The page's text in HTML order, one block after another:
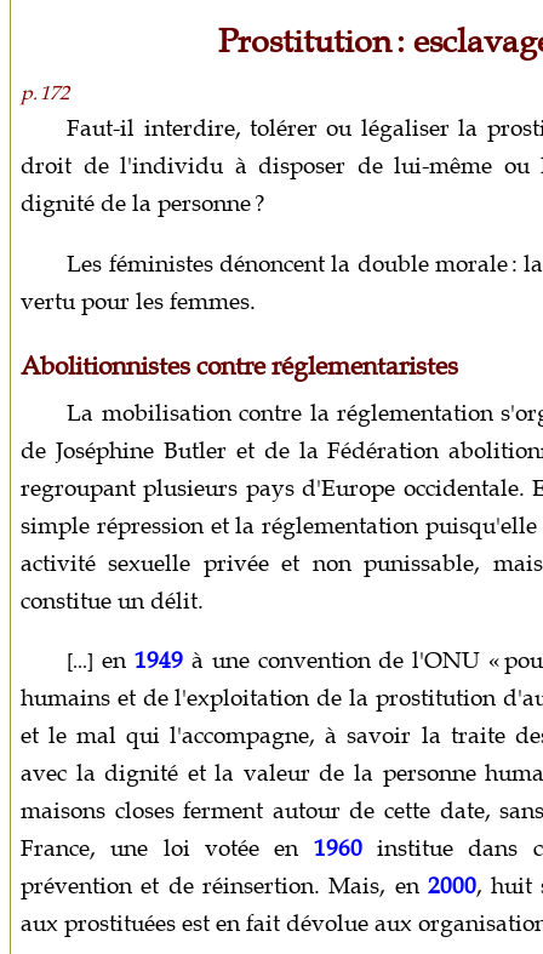
Prostitution :
p. 172
Faut-il interdire, tolérer ou légaliser la
droit de l'individu à disposer de lui-même ou
dignité de la personne ?
Les féministes dénoncent la double morale :
vertu pour les femmes.
Abolitionnistes contre réglementaristes
La mobilisation contre la réglementation
de Joséphine Butler et de la Fédération
regroupant plusieurs pays d'Europe
simple répression et la réglementation
activité sexuelle privée et non punissable,
constitue un délit.
[...] en1949 à une convention de l'ONU «
humains et de l'exploitation de la prostitution
et le mal qui l'accompagne, à savoir la traite
avec la dignité et la valeur de la personne
maisons closes ferment autour de cette date,
France, une loi votée en 1960institue dans
prévention et de réinsertion. Mais, en 2000, huit
aux prostituées est en fait dévolue aux